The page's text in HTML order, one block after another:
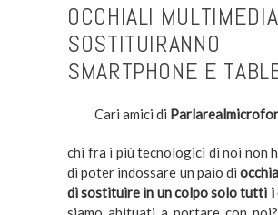
OCCHIALI
SOSTITUIRANNO
SMARTPHONE E
Cari amici di
chi fra i più tecnologici di noi non
di poter indossare un paio di
di sostituire in un colpo solo tutti i